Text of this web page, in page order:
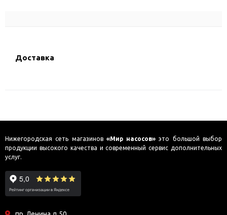
Доставка
Нижегородская сеть магазинов «Мир насосов» это большой выбор
продукции высокого качества и современный сервис дополнительных
услуг.